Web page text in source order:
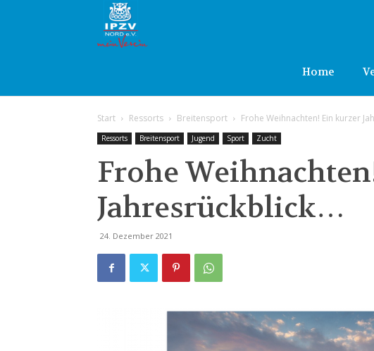
e.V.
Home
Start Ressorts Breitensport Frohe Weihnachten! Ein kurzer
Ressorts Breitensport Jugend Sport Zucht
Frohe
Jahresrückblick…
24. Dezember 2021